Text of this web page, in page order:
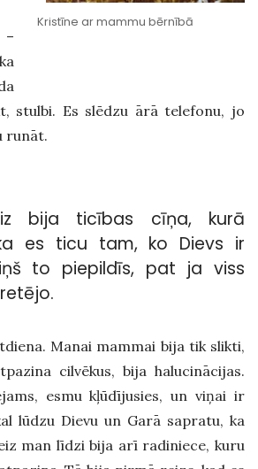
Kristīne ar mammu bērnībā
–
stulbi. Es slēdzu ārā telefonu, jo
runāt.
bija ticības cīņa, kurā
es ticu tam, ko Dievs ir
to piepildīs, pat ja viss
Manai mammai bija tik slikti,
cilvēkus, bija halucinācijas.
esmu kļūdījusies, un viņai ir
lūdzu Dievu un Garā sapratu, ka
man līdzi bija arī radiniece, kuru